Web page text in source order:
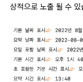
상적으로 노출 될 수 있